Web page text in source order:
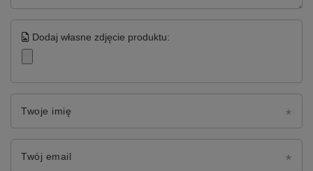
Dodaj własne zdjęcie produktu:
Twoje imię
Twój email